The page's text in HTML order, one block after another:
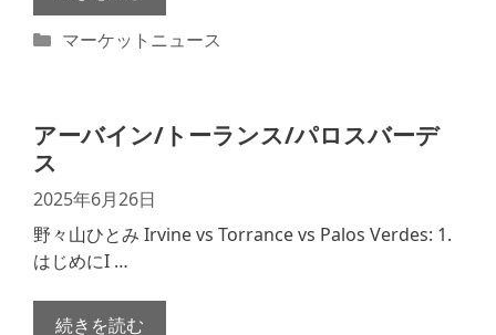
カ
ー
マーケットニュース
アーバイン/トーランス/パロスバーデ
ス
2025年6月26日
野々山ひとみ Irvine vs Torrance vs Palos Verdes: 1.
はじめにI …
続きを読む